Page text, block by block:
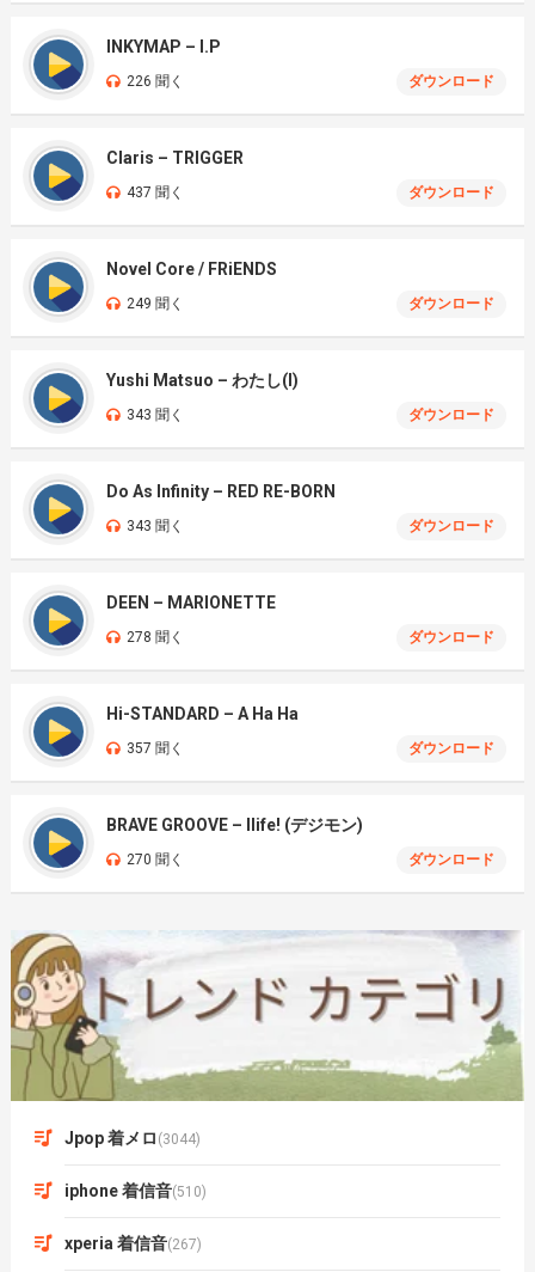
INKYMAP – I.P
226 聞く ダウンロード
Claris – TRIGGER
437 聞く ダウンロード
Novel Core / FRiENDS
249 聞く ダウンロード
Yushi Matsuo – わたし(I)
343 聞く ダウンロード
Do As Infinity – RED RE-BORN
343 聞く ダウンロード
DEEN – MARIONETTE
278 聞く ダウンロード
Hi-STANDARD – A Ha Ha
357 聞く ダウンロード
BRAVE GROOVE – Ilife! (デジモン)
270 聞く ダウンロード
Jpop 着メロ (3044)
iphone 着信音(510)
xperia 着信音(267)